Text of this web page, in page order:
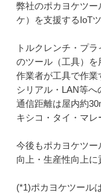
弊社のポカヨケツ
ケ）を支援するIoT
トルクレンチ・プ
のツール（工具）を
作業者が工具で作
シリアル・LAN等へ
通信距離は屋内約
キシコ・タイ・マレ
今後もポカヨケツー
向上・生産性向上に
(*1)ポカヨケツール